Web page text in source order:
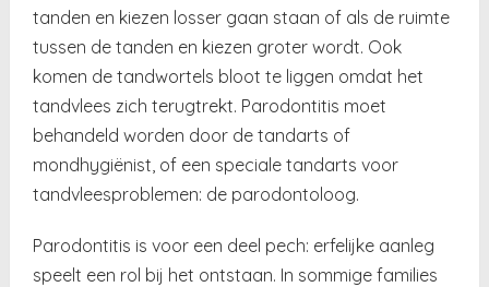
tanden en kiezen losser gaan staan of als de ruimte
tussen de tanden en kiezen groter wordt. Ook
komen de tandwortels bloot te liggen omdat het
tandvlees zich terugtrekt. Parodontitis moet
behandeld worden door de tandarts of
mondhygiënist, of een speciale tandarts voor
tandvleesproblemen: de parodontoloog.
Parodontitis is voor een deel pech: erfelijke aanleg
speelt een rol bij het ontstaan. In sommige families